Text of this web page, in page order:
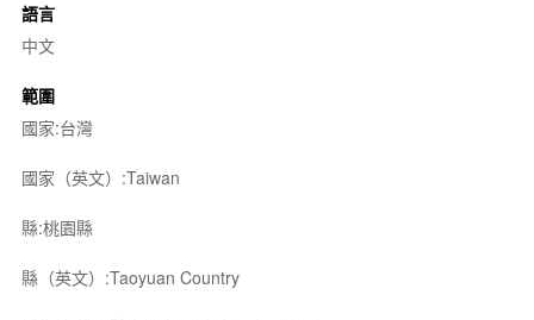
語言
中文
範圍
國家:台灣
國家（英文）:Taiwan
縣:桃園縣
縣（英文）:Taoyuan Country